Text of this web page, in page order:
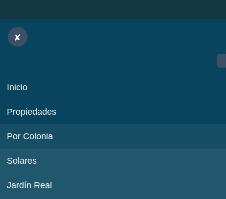
Inicio
Propiedades
Por Colonia
Solares
Jardín Real